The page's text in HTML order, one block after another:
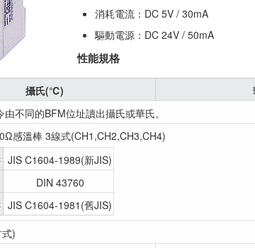
消耗電流：DC 5V / 30mA
驅動電源：DC 24V / 50mA
性能規格
攝氏(℃)
不同的BFM位址讀出攝氏或華氏。
感溫棒 3線式(CH1,CH2,CH3,CH4)
JIS C1604-1989(新JIS)
DIN 43760
JIS C1604-1981(舊JIS)
)